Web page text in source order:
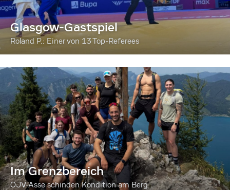
Glasgow-Gastspiel
Roland P.: Einer von 13 Top-Referees
Im Grenzbereich
ÖJV-Asse schinden Kondition am Berg